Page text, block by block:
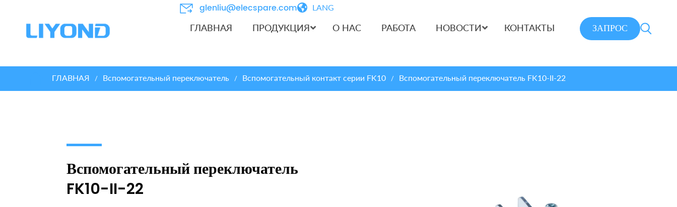
glenliu@elecspare.com LANG
ГЛАВНАЯ ПРОДУКЦИЯ О НАС РАБОТА НОВОСТИ КОНТАКТЫ ЗАПРОС
ГЛАВНАЯ / Вспомогательный переключатель / Вспомогательный контакт серии FK10 / Вспомогательный переключатель FK10-II-22
Вспомогательный переключатель
FK10-II-22